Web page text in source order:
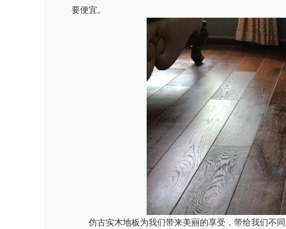
要便宜。
仿古实木地板为我们带来美丽的享受，带给我们不同